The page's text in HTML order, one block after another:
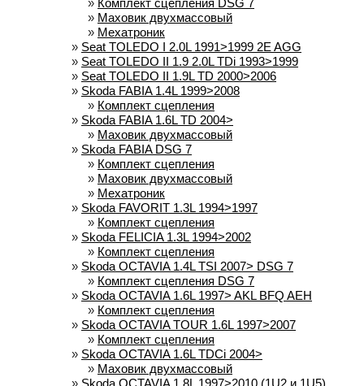
» Маховик двухмассовый
» Мехатроник
» Seat TOLEDO I 2.0L 1991>1999 2E AGG
» Seat TOLEDO II 1.9 2.0L TDi 1993>1999
» Seat TOLEDO II 1.9L TD 2000>2006
» Skoda FABIA 1.4L 1999>2008
» Комплект сцепления
» Skoda FABIA 1.6L TD 2004>
» Маховик двухмассовый
» Skoda FABIA DSG 7
» Комплект сцепления
» Маховик двухмассовый
» Мехатроник
» Skoda FAVORIT 1.3L 1994>1997
» Комплект сцепления
» Skoda FELICIA 1.3L 1994>2002
» Комплект сцепления
» Skoda OCTAVIA 1.4L TSI 2007> DSG 7
» Комплект сцепления DSG 7
» Skoda OCTAVIA 1.6L 1997> AKL BFQ AEH
» Комплект сцепления
» Skoda OCTAVIA TOUR 1.6L 1997>2007
» Комплект сцепления
» Skoda OCTAVIA 1.6L TDCi 2004>
» Маховик двухмассовый
» Skoda OCTAVIA 1.8L 1997>2010 (1U2 и 1U5)